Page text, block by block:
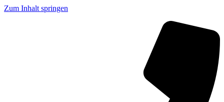
Zum Inhalt springen